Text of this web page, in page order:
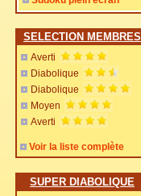
SELECTION MEMBRES
Averti
Diabolique
Diabolique
Moyen
Averti
Voir la liste complète
SUPER DIABOLIQUE